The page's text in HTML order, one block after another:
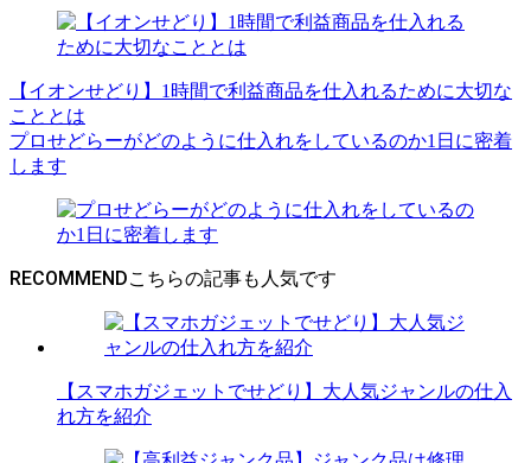
【イオンせどり】1時間で利益商品を仕入れるために大切な
こととは
プロせどらーがどのように仕入れをしているのか1日に密着
します
RECOMMEND
【スマホガジェットでせどり】大人気ジャンルの仕入
れ方を紹介